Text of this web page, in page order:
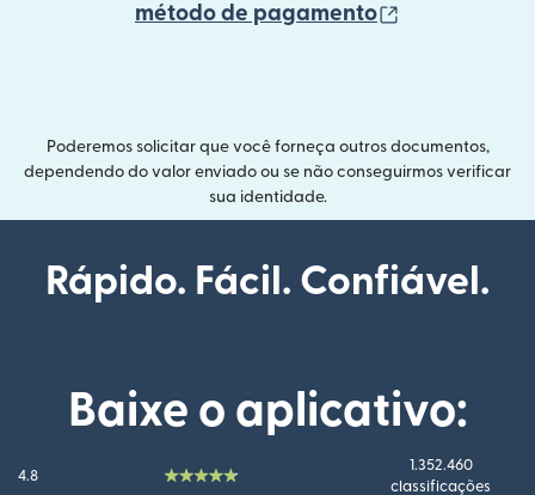
método de pagamento
Poderemos solicitar que você forneça outros documentos,
dependendo do valor enviado ou se não conseguirmos verificar
sua identidade.
Rápido. Fácil. Confiável.
Baixe o aplicativo:
4.8
1.352.460
classificações